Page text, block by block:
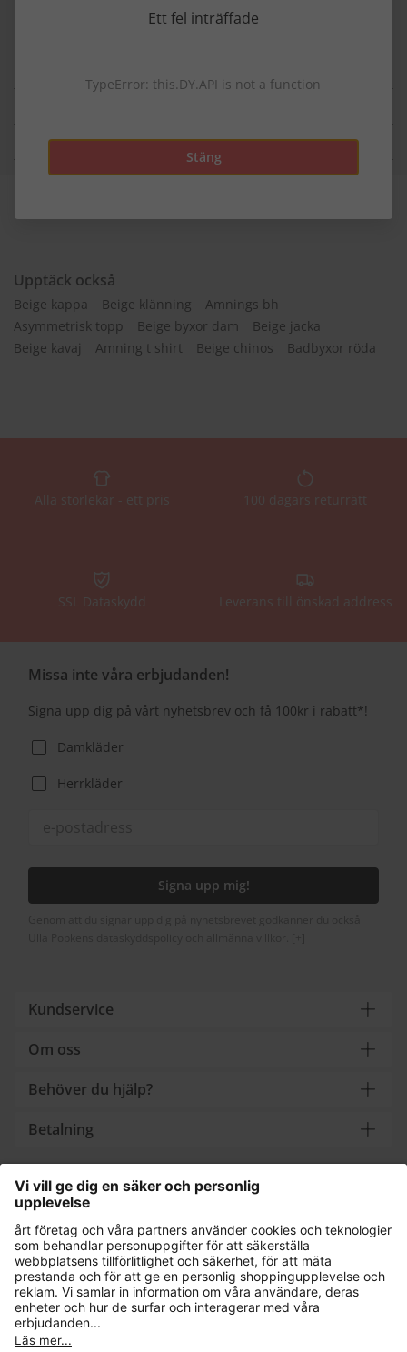
Ett fel inträffade
TypeError: this.DY.API is not a function
Stäng
behagligt mjuk och elastisk
Material
Upptäck också
Beige kappa Beige klänning
Amnings bh
Asymmetrisk topp
Beige byxor dam
Beige jacka
Beige kavaj
Amning t shirt Beige chinos Badbyxor röda
Alla storlekar - ett pris 100 dagars returrätt
SSL Dataskydd Leverans till önskad address
Missa inte våra erbjudanden!
Signa upp dig på vårt nyhetsbrev och få 100kr i rabatt*!
Damkläder
Herrkläder
Signa upp mig!
Kundservice
Om oss
Behöver du hjälp?
Betalning
Handla säkert med
Andra onlinebutiker
Sverige